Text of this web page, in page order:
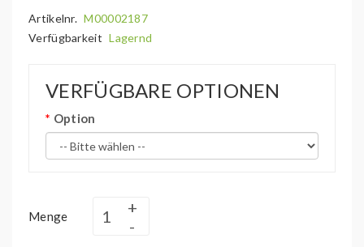
Artikelnr. M00002187
Verfügbarkeit Lagernd
VERFÜGBARE OPTIONEN
Option
Menge